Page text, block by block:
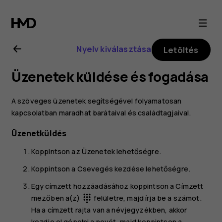
Nokia
4.2
felhasználói
kézikönyv
Nyelv kiválasztása Letöltés
Üzenetek küldése és fogadása
A szöveges üzenetek segítségével folyamatosan
kapcsolatban maradhat barátaival és családtagjaival.
Üzenetküldés
Koppintson az Üzeneteklehetőségre.
Koppintson a Csevegés kezdése lehetőségre.
Egy címzett hozzáadásához koppintson a Címzett
mezőben a(z) dialpad felületre, majd írja be a számot.
Ha a címzett rajta van a névjegyzékben, akkor